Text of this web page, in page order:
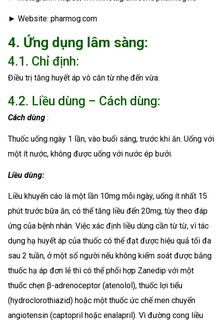
► Website: pharmog.com
4. Ứng dụng lâm sàng:
4.1. Chỉ định:
Điều trị tăng huyết áp vô căn từ nhẹ đến vừa.
4.2. Liều dùng – Cách dùng:
Cách dùng :
Thuốc uống ngày 1 lần, vào buổi sáng, trước khi ăn. Uống với
một ít nước, không được uống với nước ép bưởi.
Liều dùng:
Liều khuyến cáo là một lần 10mg mỗi ngày, uống ít nhất 15
phút trước bữa ăn; có thể tăng liều đến 20mg, tùy theo đáp
ứng của bệnh nhân. Việc xác định liều dùng cần từ từ, vì tác
dụng hạ huyết áp của thuốc có thể đạt được hiệu quả tối đa
sau 2 tuần, ở một số người nếu không kiểm soát được bằng
thuốc hạ áp đơn lẻ thì có thể phối hợp Zanedip với một
thuốc chẹn β-adrenoceptor (atenolol), thuốc lợi tiểu
(hydroclorothiazid) hoặc một thuốc ức chế men chuyển
angiotensin (captopril hoặc enalapril). Vì đường cong liều